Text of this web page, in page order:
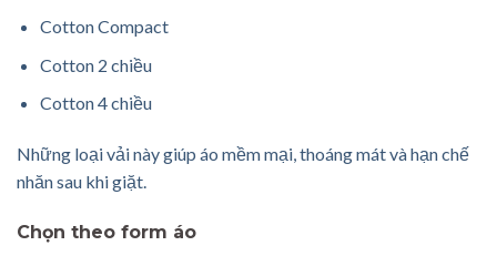
Cotton Compact
Cotton 2 chiều
Cotton 4 chiều
Những loại vải này giúp áo mềm mại, thoáng mát và hạn chế
nhăn sau khi giặt.
Chọn theo form áo